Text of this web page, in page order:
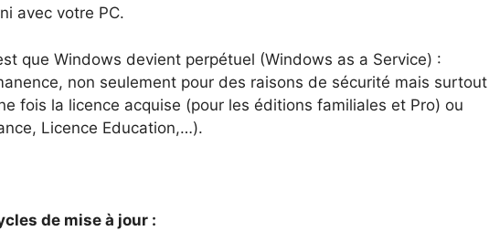
avec votre PC.
que Windows devient perpétuel (Windows as a Service) :
non seulement pour des raisons de sécurité mais surtout
fois la licence acquise (pour les éditions familiales et Pro) ou
Licence Education,…).
de mise à jour :